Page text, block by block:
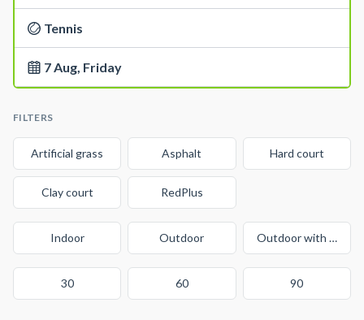
Tennis
7 Aug, Friday
FILTERS
Artificial grass Asphalt Hard court
Clay court RedPlus
Indoor Outdoor Outdoor with cover
30 60 90